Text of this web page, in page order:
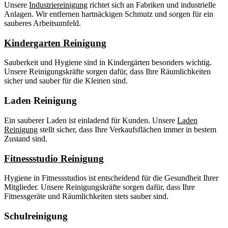
Unsere Industriereinigung richtet sich an Fabriken und industrielle
Anlagen. Wir entfernen hartnäckigen Schmutz und sorgen für ein
sauberes Arbeitsumfeld.
Kindergarten Reinigung
Sauberkeit und Hygiene sind in Kindergärten besonders wichtig.
Unsere Reinigungskräfte sorgen dafür, dass Ihre Räumlichkeiten
sicher und sauber für die Kleinen sind.
Laden Reinigung
Ein sauberer Laden ist einladend für Kunden. Unsere Laden
Reinigung stellt sicher, dass Ihre Verkaufsflächen immer in bestem
Zustand sind.
Fitnessstudio Reinigung
Hygiene in Fitnessstudios ist entscheidend für die Gesundheit Ihrer
Mitglieder. Unsere Reinigungskräfte sorgen dafür, dass Ihre
Fitnessgeräte und Räumlichkeiten stets sauber sind.
Schulreinigung